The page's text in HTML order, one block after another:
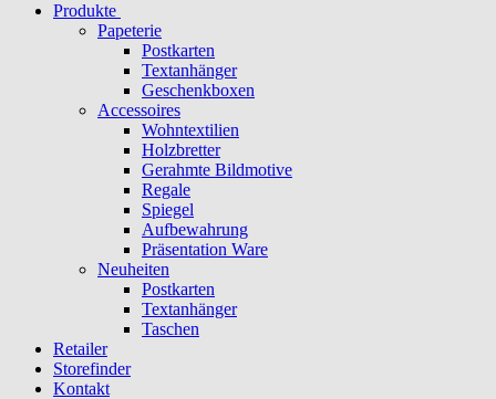
Produkte
Papeterie
Postkarten
Textanhänger
Geschenkboxen
Accessoires
Wohntextilien
Holzbretter
Gerahmte Bildmotive
Regale
Spiegel
Aufbewahrung
Präsentation Ware
Neuheiten
Postkarten
Textanhänger
Taschen
Retailer
Storefinder
Kontakt